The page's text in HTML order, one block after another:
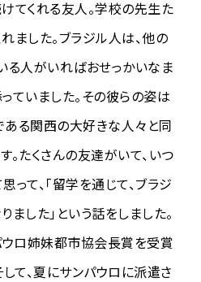
てくれる友人。学校の先生た
ました。ブラジル人は、他の
る人がいればおせっかいなま
ていました。その彼らの姿は
る関西の大好きな人々と同
。たくさんの友達がいて、いつ
て、「留学を通じて、ブラジ
した」という話をしました。
ウロ姉妹都市協会長賞を受賞
て、夏にサンパウロに派遣さ